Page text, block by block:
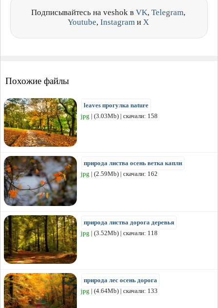
Подписывайтесь на veshok в VK, Telegram,
Youtube, Instagram и X
Похожие файлы
leaves прогулка nature
jpg | (3.03Mb) | скачали: 158
природа листва осень ветка капли
jpg | (2.59Mb) | скачали: 162
природа листва дорога деревья
jpg | (3.52Mb) | скачали: 118
природа лес осень дорога
jpg | (4.64Mb) | скачали: 133